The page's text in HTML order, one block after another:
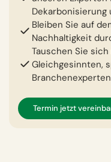
Dekarbonisierung
Bleiben Sie auf
Nachhaltigkeit
Tauschen Sie
Gleichgesinnten,
Termin jetzt